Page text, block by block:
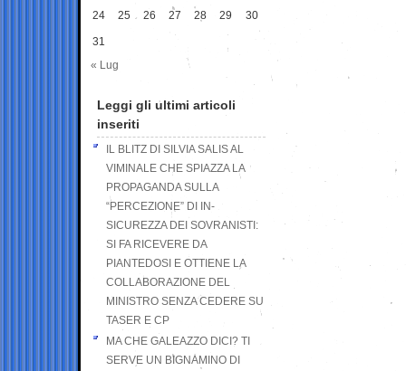
24 25 26 27 28 29 30
31
« Lug
Leggi gli ultimi articoli
inseriti
IL BLITZ DI SILVIA SALIS AL
VIMINALE CHE SPIAZZA LA
PROPAGANDA SULLA
“PERCEZIONE” DI IN-
SICUREZZA DEI SOVRANISTI:
SI FA RICEVERE DA
PIANTEDOSI E OTTIENE LA
COLLABORAZIONE DEL
MINISTRO SENZA CEDERE SU
TASER E CP
MA CHE GALEAZZO DICI? TI
SERVE UN BIGNAMINO DI